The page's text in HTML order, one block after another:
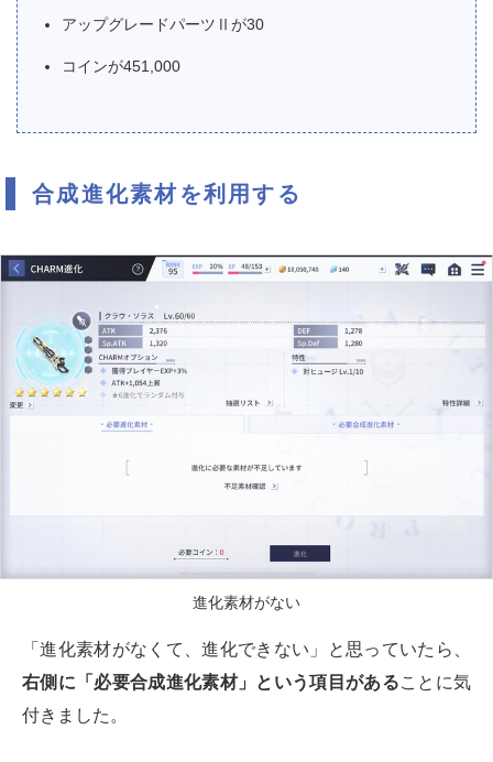
アップグレードパーツⅡが30
コインが451,000
合成進化素材を利用する
進化素材がない
「進化素材がなくて、進化できない」と思っていたら、
右側に「必要合成進化素材」という項目があることに気
付きました。